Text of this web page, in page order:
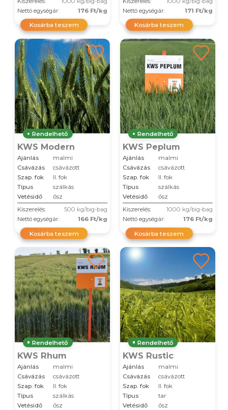
Nettó egységár:
176 Ft/kg
Kosárba teszem
Nettó egységár:
171 Ft/kg
Kosárba teszem
Rendelhető
KWS Modern
Ajánlás
malmi
Csávázás
csávázott
Szap. fok
II. fok
Típus
szálkás
Vetésidő
ősz
Kiszerelés:
500 kg/big-bag
Nettó egységár:
166 Ft/kg
Kosárba teszem
Rendelhető
KWS Peplum
Ajánlás
malmi
Csávázás
csávázott
Szap. fok
II. fok
Típus
szálkás
Vetésidő
ősz
Kiszerelés:
1000 kg/big-bag
Nettó egységár:
176 Ft/kg
Kosárba teszem
Rendelhető
KWS Rhum
Ajánlás
malmi
Csávázás
csávázott
Szap. fok
II. fok
Típus
szálkás
Vetésidő
ősz
Rendelhető
KWS Rustic
Ajánlás
malmi
Csávázás
csávázott
Szap. fok
II. fok
Típus
tar
Vetésidő
ősz